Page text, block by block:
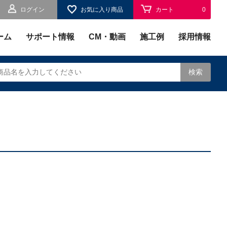
ログイン お気に入り商品 カート 0
ム サポート情報 CM・動画 施工例 採用情報
検索